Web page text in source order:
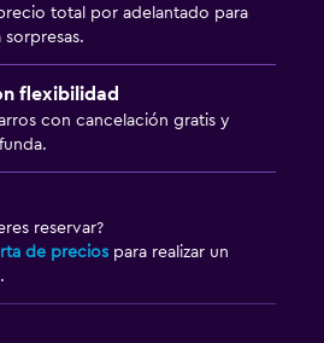
total por adelantado para
flexibilidad
con cancelación gratis y
reservar?
de precios para realizar un